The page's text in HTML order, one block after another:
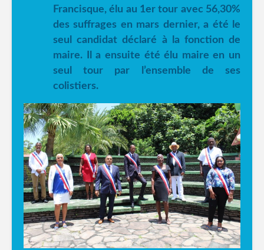
Francisque, élu au 1er tour avec 56,30%
des suffrages en mars dernier, a été le
seul candidat déclaré à la fonction de
maire. Il a ensuite été élu maire en un
seul tour par l’ensemble de ses
colistiers.